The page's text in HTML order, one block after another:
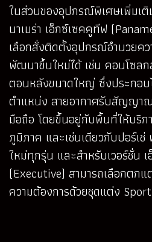
ในส่วนของอุปกรณ์พิเศษเพิ่มเ
นาเมร่า เอ็กซ์เซคคูทีฟ
เลือกสั่งติดตั้งอุปกรณ์อำนวยค
พัฒนาขึ้นใหม่ได้ เช่น คอนโซลก
ตอนหลังขนาดใหญ่ ซึ่งประกอ
ตำแหน่ง สายอากาศรับสัญญา
มือถือ โดยขึ้นอยู่กับพื้นที่ให้บริก
ภูมิภาค และเช่นเดียวกับปอร์เช่
ใหม่ทุกรุ่น และสำหรับเวอร์ชั่น
(Executive) สามารถเลือกตก
ความต้องการด้วยชุดแต่ง